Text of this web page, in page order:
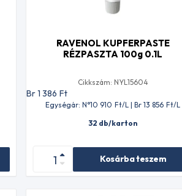
RAVENOL KUPFERPASTE
RÉZPASZTA 100g 0.1L
Cikkszám: NYL15604
Br 1 386 Ft
Egységár: N°10 910 Ft/L | Br 13 856 Ft/L
32 db/karton
Kosárba teszem